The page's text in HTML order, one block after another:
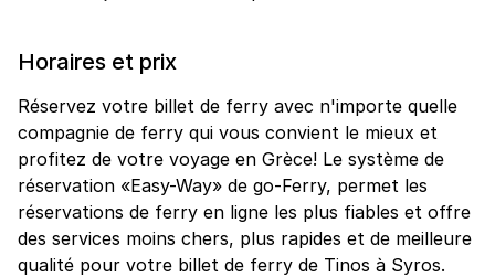
Horaires et prix
Réservez votre billet de ferry avec n'importe quelle
compagnie de ferry qui vous convient le mieux et
profitez de votre voyage en Grèce! Le système de
réservation «Easy-Way» de go-Ferry, permet les
réservations de ferry en ligne les plus fiables et offre
des services moins chers, plus rapides et de meilleure
qualité pour votre billet de ferry de Tinos à Syros.